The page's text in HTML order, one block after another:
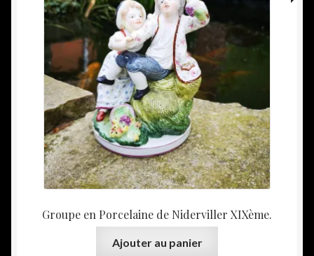
Groupe en Porcelaine de Niderviller XIXème.
Ajouter au panier